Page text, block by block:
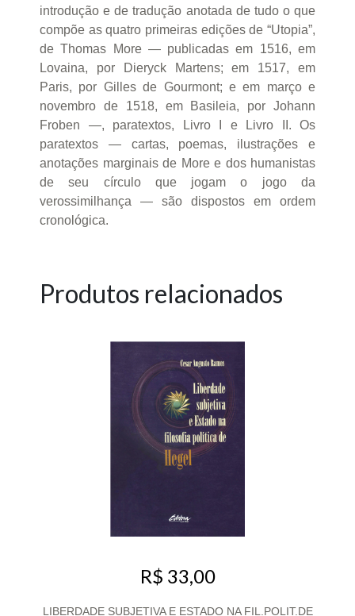
introdução e de tradução anotada de tudo o que
compõe as quatro primeiras edições de “Utopia”,
de Thomas More — publicadas em 1516, em
Lovaina, por Dieryck Martens; em 1517, em
Paris, por Gilles de Gourmont; e em março e
novembro de 1518, em Basileia, por Johann
Froben —, paratextos, Livro I e Livro II. Os
paratextos — cartas, poemas, ilustrações e
anotações marginais de More e dos humanistas
de seu círculo que jogam o jogo da
verossimilhança — são dispostos em ordem
cronológica.
Produtos relacionados
R$ 33,00
LIBERDADE SUBJETIVA E ESTADO NA FIL.POLIT.DE